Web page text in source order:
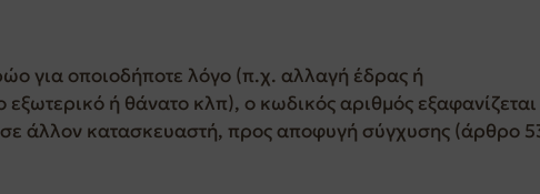
για οποιοδήποτε λόγο (π.χ. αλλαγή έδρας ή
ή θάνατο κλπ), ο κωδικός αριθμός εξαφανίζεται
άλλον κατασκευαστή, προς αποφυγή σύγχυσης (άρθρο